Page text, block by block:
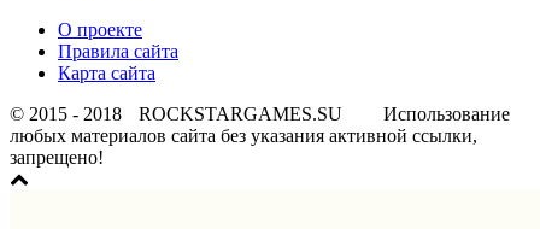
О проекте
Правила сайта
Карта сайта
© 2015 - 2018
ROCKSTARGAMES.SU
Использование
любых материалов сайта без указания активной ссылки,
запрещено!